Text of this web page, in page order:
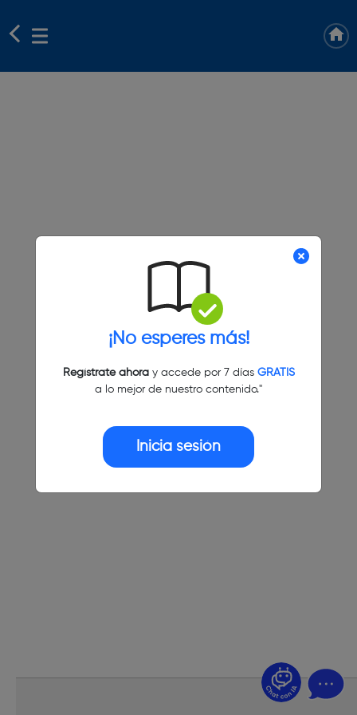
¡No esperes más!
Regístrate ahoray accede por 7 días GRATIS
a lo mejor de nuestro contenido."
Inicia sesión